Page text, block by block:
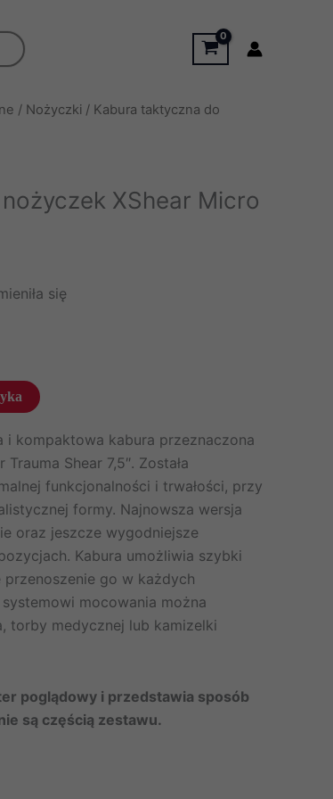
/ Nożyczki/ Kabura taktyczna do
XShear Micro
się
i kompaktowa kabura przeznaczona
Shear 7,5″. Została
funkcjonalności i trwałości, przy
formy. Najnowsza wersja
oraz jeszcze wygodniejsze
Kabura umożliwia szybki
go w każdych
mocowania można
torby medycznej lub kamizelki
poglądowy i przedstawia sposób
są częścią zestawu.